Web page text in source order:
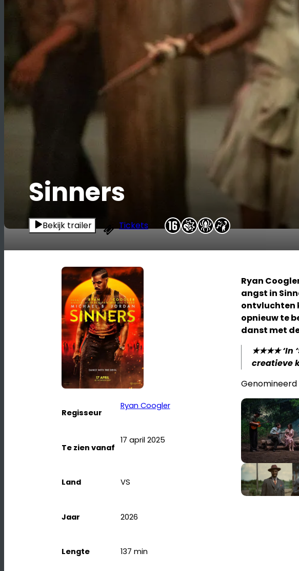
Sinners
Bekijk trailer Tickets
Regisseur
Ryan Coogler
Te zien vanaf
17 april 2025
Land VS
Jaar 2026
Lengte 137 min
Ryan
angst in
ontvluchten
opnieuw te
danst met
★★★★ ‘In
creatieve